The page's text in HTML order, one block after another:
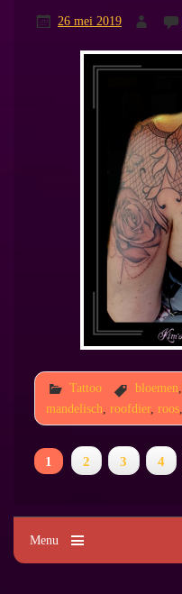
26 mei 2019
Tattoo bloemen,
mandelisch
roofdier, roos,
1 2 3 4
Menu